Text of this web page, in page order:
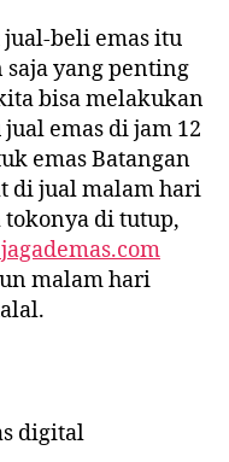
beli emas itu
saja yang penting
bisa melakukan
emas di jam 12
emas Batangan
di jual malam hari
di tutup,
jagademas.com
malam hari
digital